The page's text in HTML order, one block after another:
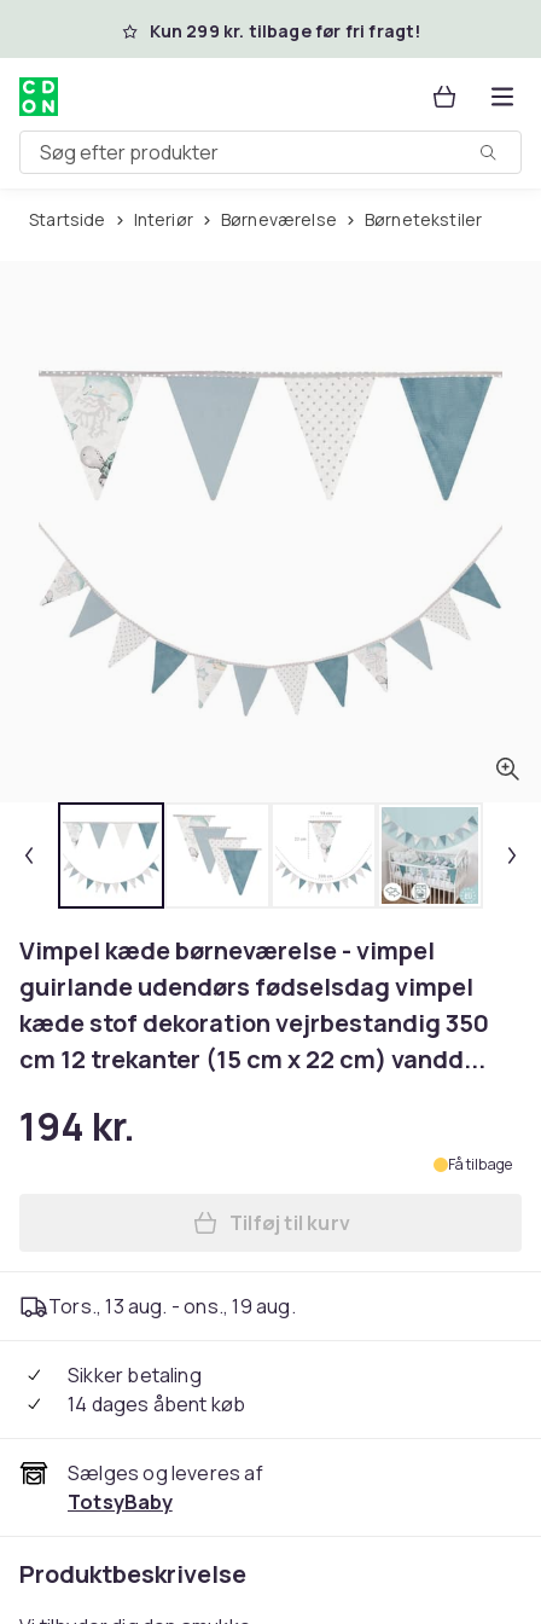
Spring til hovedindhold
Kun 299 kr. tilbage før fri fragt!
Søg efter produkter
Startside Interiør Børneværelse Børnetekstiler
Vimpel kæde børneværelse - vimpel
guirlande udendørs fødselsdag vimpel
kæde stof dekoration vejrbestandig 350
cm 12 trekanter (15 cm x 22 cm) vandd...
194 kr.
Få tilbage
Læg Vimpel kæde
Tilføj til kurv
Tors., 13 aug. - ons., 19 aug.
Sikker betaling
14 dages åbent køb
Sælges og leveres af
TotsyBaby
Produktbeskrivelse